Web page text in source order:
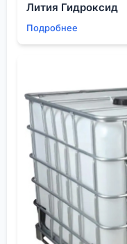
компания ведет
Наличие внятной
Рынок
и соблазн выбрать
велик. Но здесь
цена значительно
есть компромисс.
сырье низшего
техподдержки,
происхождением
нераспроданной
Лития Гидроксид
Подробнее